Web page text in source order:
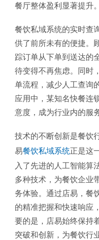
餐厅整体盈利显著提升。
餐饮私域系统的实时查
供了前所未有的便捷。
踪订单从下单到送达的
待变得不再焦虑。同时
单流程，减少人工查询
应用中，某知名快餐连
意度，成为行业内的服
技术的不断创新是餐饮
易餐饮私域系统正是这
入了先进的人工智能算
多种技术，为餐饮企业
务体验。通过店易，餐
的精准把握和快速响应
要的是，店易始终保持
突破和创新，为餐饮行